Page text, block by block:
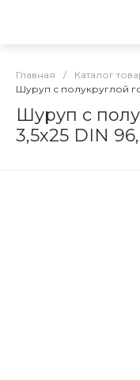
Главная / Каталог
Шуруп с полукруглой
Шуруп с
3,5х25 DIN